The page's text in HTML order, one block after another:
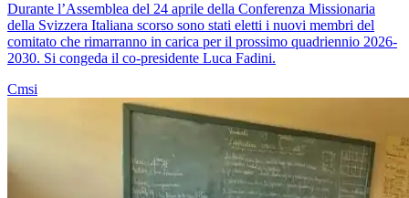
Durante l’Assemblea del 24 aprile della Conferenza Missionaria
della Svizzera Italiana scorso sono stati eletti i nuovi membri del
comitato che rimarranno in carica per il prossimo quadriennio 2026-
2030. Si congeda il co-presidente Luca Fadini.
Cmsi